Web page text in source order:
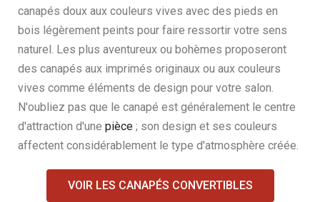
canapés doux aux couleurs vives avec des pieds en
bois légèrement peints pour faire ressortir votre sens
naturel. Les plus aventureux ou bohèmes proposeront
des canapés aux imprimés originaux ou aux couleurs
vives comme éléments de design pour votre salon.
N'oubliez pas que le canapé est généralement le centre
d'attraction d'une pièce ; son design et ses couleurs
affectent considérablement le type d'atmosphère créée.
VOIR LES CANAPÉS CONVERTIBLES